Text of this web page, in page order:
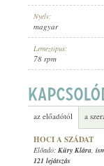
ELŐADÓ:
Nyelv:
magyar
Lemeztípus:
78 rpm
az előadótól a
HOCI A SZÁDAT
Előadó: Küry Klára,
121 lejátszás